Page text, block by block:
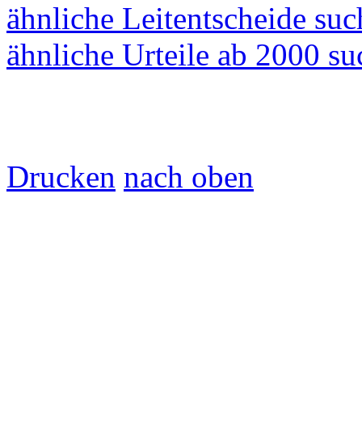
ähnliche Leitentscheide
ähnliche Urteile ab 2000
Drucken nach oben